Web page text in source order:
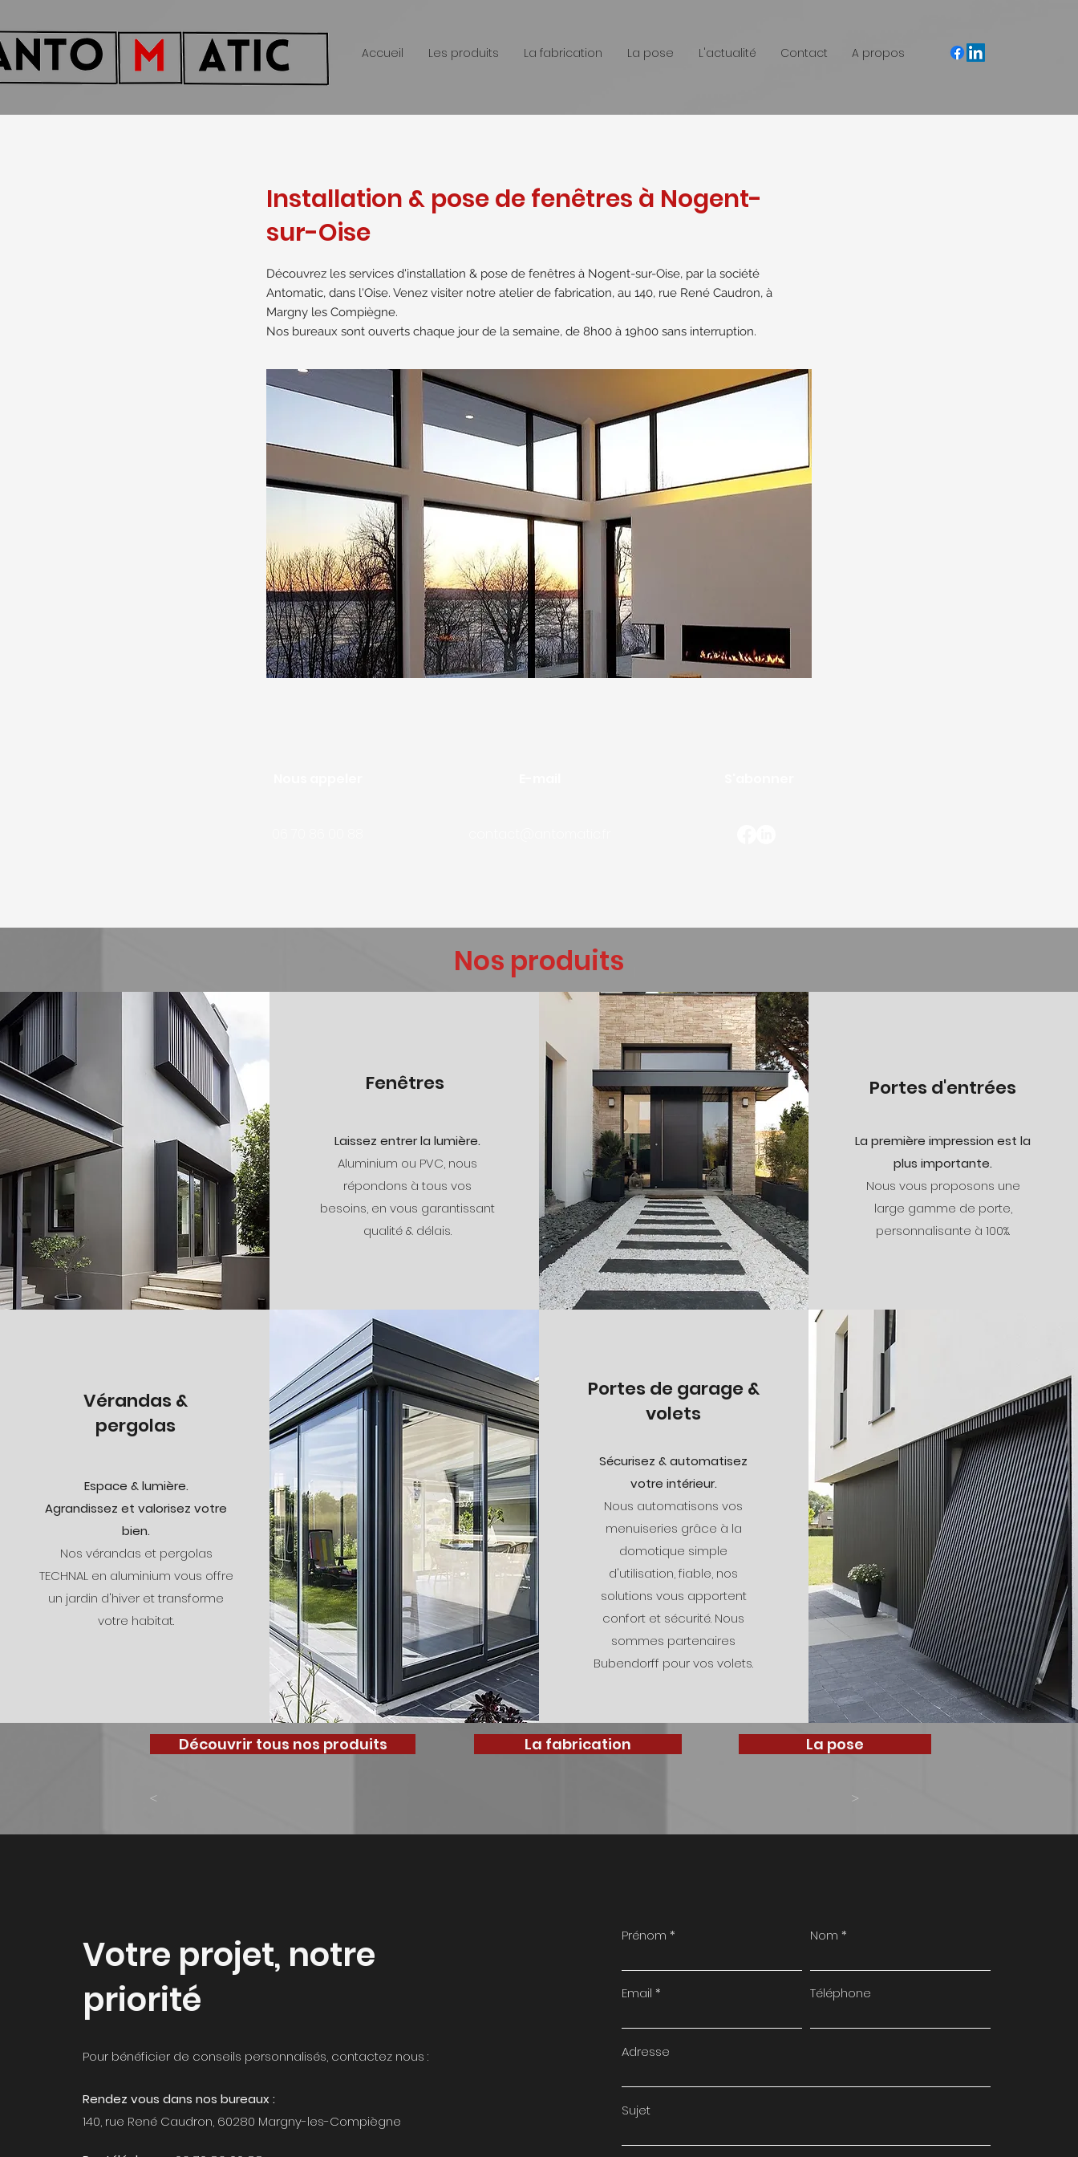
Accueil Les produits La fabrication La pose L'actualité Contact A propos
Installation & pose de fenêtres à Nogent-
sur-Oise
Découvrez les services d'installation & pose de fenêtres à Nogent-sur-Oise, par la société
Antomatic, dans l'Oise. Venez visiter notre atelier de fabrication, au 140, rue René Caudron, à
Margny les Compiègne.
Nos bureaux sont ouverts chaque jour de la semaine, de 8h00 à 19h00 sans interruption.
Nos produits
Fenêtres
Laissez entrer la lumière.
Aluminium ou PVC, nous
répondons à tous vos
besoins, en vous garantissant
qualité & délais.
Portes d'entrées
La première impression est la
plus importante.
Nous vous proposons une
large gamme de porte,
personnalisante à 100%.
Vérandas &
pergolas
Espace & lumière.
Agrandissez et valorisez votre
bien.
Nos vérandas et pergolas
TECHNAL en aluminium vous offre
un jardin d'hiver et transforme
votre habitat.
Portes de garage &
volets
Sécurisez & automatisez
votre intérieur.
Nous automatisons vos
menuiseries grâce à la
domotique simple
d'utilisation, fiable, nos
solutions vous apportent
confort et sécurité. Nous
sommes partenaires
Bubendorff pour vos volets.
Découvrir tous nos produits La fabrication La pose
< >
Votre projet, notre
priorité
Pour bénéficier de conseils personnalisés, contactez nous :
Rendez vous dans nos bureaux :
140, rue René Caudron, 60280 Margny-les-Compiègne
Prénom Nom
Email Téléphone
Adresse
Sujet